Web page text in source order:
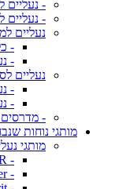
- נעליים
- נעליים
נעליים
-
-
נעליים
-
-
-
מותגי נוחות
מותגי
- RIEKER | נעליים נוחות עם יציבות יומיומית
- Waldlaufer | וולדלאופר נעלים עם מידות רוחב